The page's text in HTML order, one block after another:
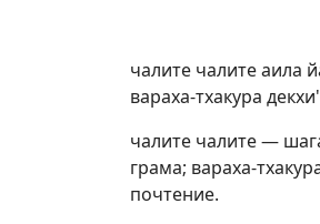
чалите чалите аила
вараха-тхакура
чалите чалите —
грама; вараха-
почтение.